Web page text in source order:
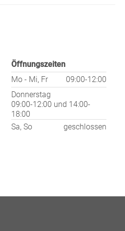
Öffnungszeiten
Mo - Mi, Fr
09:00-12:00
Donnerstag
09:00-12:00 und 14:00-
18:00
Sa, So
geschlossen